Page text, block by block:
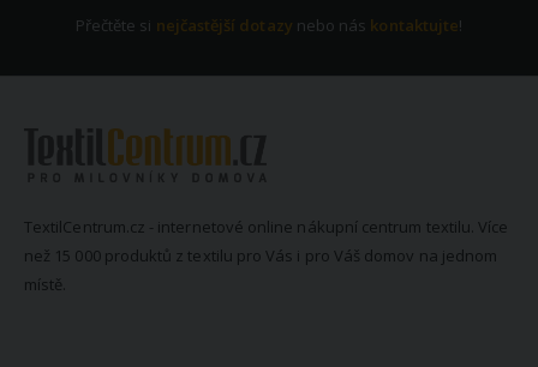
Přečtěte si nejčastější dotazy nebo nás kontaktujte!
TextilCentrum.cz - internetové online nákupní centrum textilu. Více
než 15 000 produktů z textilu pro Vás i pro Váš domov na jednom
místě.